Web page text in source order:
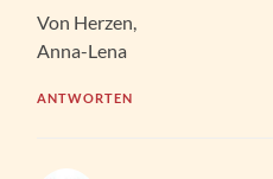
Von Herzen,
Anna-Lena
ANTWORTEN